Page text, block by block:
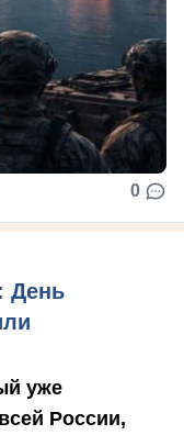
0
День
уже
России,